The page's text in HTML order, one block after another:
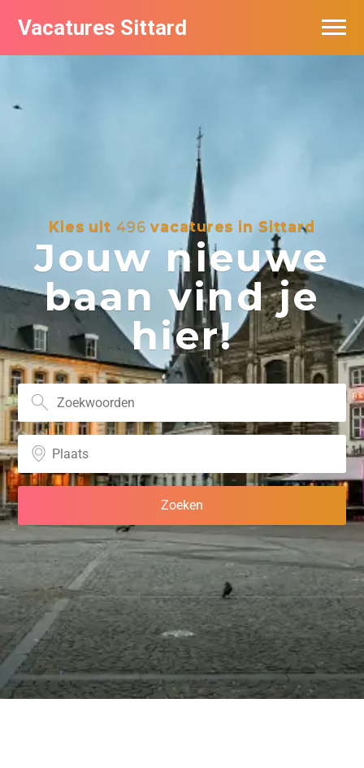
Vacatures Sittard
Kies uit 496 vacatures in Sittard
Jouw nieuwe
baan vind je
hier!
Vacatures per bedrijf